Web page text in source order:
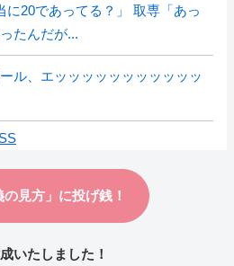
に20であってる？」 取専「あっ
たんだが...
ル、エッッッッッッッッッッッ
いたしました！